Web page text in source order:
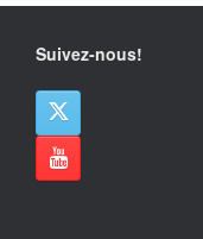
Suivez-nous!